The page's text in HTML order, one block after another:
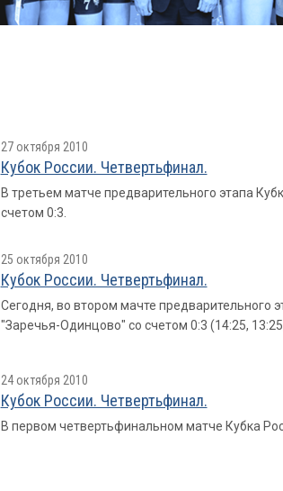
27 октября 2010
Кубок России. Четвертьфинал.
В третьем матче предварительного этапа
счетом 0:3.
25 октября 2010
Кубок России. Четвертьфинал.
Сегодня, во втором мачте предварительного
"Заречья-Одинцово" со счетом 0:3 (14:25,
24 октября 2010
Кубок России. Четвертьфинал.
В первом четвертьфинальном матче Кубка